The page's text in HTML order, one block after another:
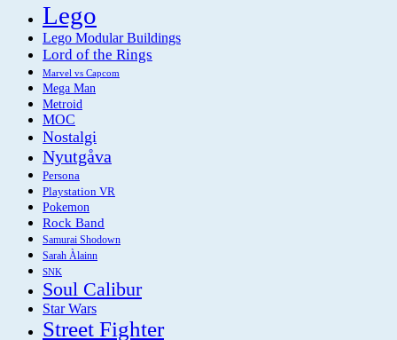
Lego
Lego Modular Buildings
Lord of the Rings
Marvel vs Capcom
Mega Man
Metroid
MOC
Nostalgi
Nyutgåva
Persona
Playstation VR
Pokemon
Rock Band
Samurai Shodown
Sarah Àlainn
SNK
Soul Calibur
Star Wars
Street Fighter